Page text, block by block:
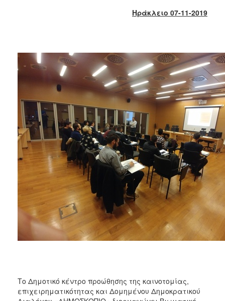
2012
2011
2010
2006
ΔΗΜΟΤΗΣ
ΕΠΙΣΚΕΠΤΗΣ
Ηράκλειο 07-11-2019
Το Δημοτικό κέντρο προώθησης της καινοτομίας,
επιχειρηματικότητας και Δομημένου Δημοκρατικού